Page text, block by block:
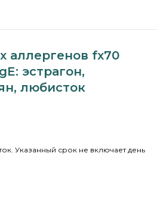
аллергенов fx70
эстрагон,
любисток
Указанный срок не включает день